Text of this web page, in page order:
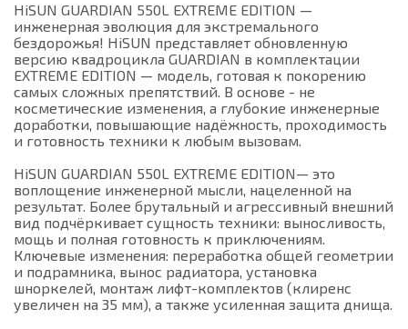
HiSUN GUARDIAN 550L EXTREME EDITION —
инженерная эволюция для экстремального
бездорожья! HiSUN представляет обновленную
версию квадроцикла GUARDIAN в комплектации
EXTREME EDITION — модель, готовая к покорению
самых сложных препятствий. В основе - не
косметические изменения, а глубокие инженерные
доработки, повышающие надёжность, проходимость
и готовность техники к любым вызовам.
HiSUN GUARDIAN 550L EXTREME EDITION— это
воплощение инженерной мысли, нацеленной на
результат. Более брутальный и агрессивный внешний
вид подчёркивает сущность техники: выносливость,
мощь и полная готовность к приключениям.
Ключевые изменения: переработка общей геометрии
и подрамника, вынос радиатора, установка
шноркелей, монтаж лифт-комплектов (клиренс
увеличен на 35 мм), а также усиленная защита днища.